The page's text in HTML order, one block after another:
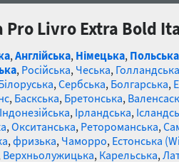
Pro Livro Extra Bold
,Англійська, Німецька, Польська
, Російська, Чеська, Голландська
,Сербська, Болгарська,
, Баскська, Бретонська,
Індонезійська, Ірландська,
,Окситанська, Ретороманська,
,фризька, Чаморро, Естонська
Верхньолужицька, Карельська,